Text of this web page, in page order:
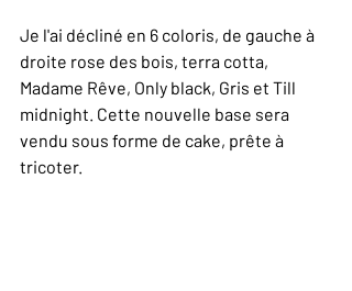
Je l'ai décliné en 6 coloris, de gauche à
droite rose des bois, terra cotta,
Madame Rêve, Only black, Gris et Till
midnight. Cette nouvelle base sera
vendu sous forme de cake, prête à
tricoter.